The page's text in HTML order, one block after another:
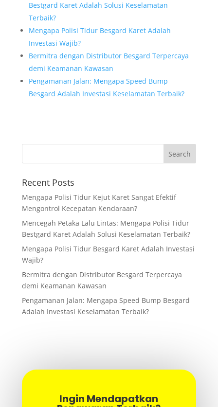
Bestgard Karet Adalah Solusi Keselamatan
Terbaik?
Mengapa Polisi Tidur Besgard Karet Adalah
Investasi Wajib?
Bermitra dengan Distributor Besgard Terpercaya
demi Keamanan Kawasan
Pengamanan Jalan: Mengapa Speed Bump
Besgard Adalah Investasi Keselamatan Terbaik?
Recent Posts
Mengapa Polisi Tidur Kejut Karet Sangat Efektif
Mengontrol Kecepatan Kendaraan?
Mencegah Petaka Lalu Lintas: Mengapa Polisi Tidur
Bestgard Karet Adalah Solusi Keselamatan Terbaik?
Mengapa Polisi Tidur Besgard Karet Adalah Investasi
Wajib?
Bermitra dengan Distributor Besgard Terpercaya
demi Keamanan Kawasan
Pengamanan Jalan: Mengapa Speed Bump Besgard
Adalah Investasi Keselamatan Terbaik?
Ingin Mendapatkan